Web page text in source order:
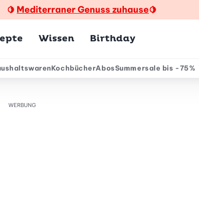
🍋 Mediterraner Genuss zuhause🍋
Wissen Birthday
KochbücherAbosSummersale bis -75%
WERBUNG